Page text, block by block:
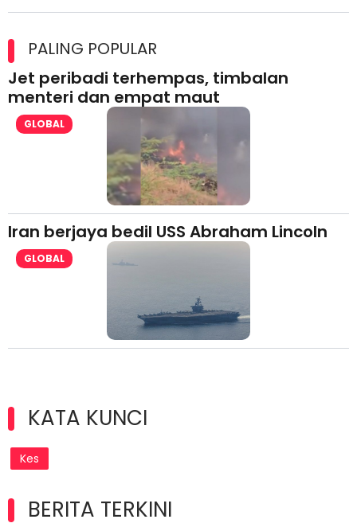
lesen separuh pertama 2026
PALING POPULAR
Jet peribadi terhempas, timbalan
menteri dan empat maut
GLOBAL
Iran berjaya bedil USS Abraham Lincoln
GLOBAL
KATA KUNCI
Kes
BERITA TERKINI